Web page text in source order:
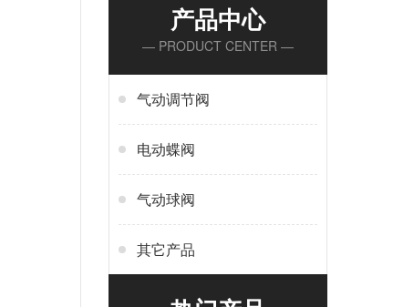
产品中心
— PRODUCT CENTER —
气动调节阀
电动蝶阀
气动球阀
其它产品